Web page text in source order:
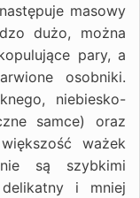
masowy
dużo, można
pary, a
osobniki.
niebiesko-
samce) oraz
ważek
są szybkimi
i mniej